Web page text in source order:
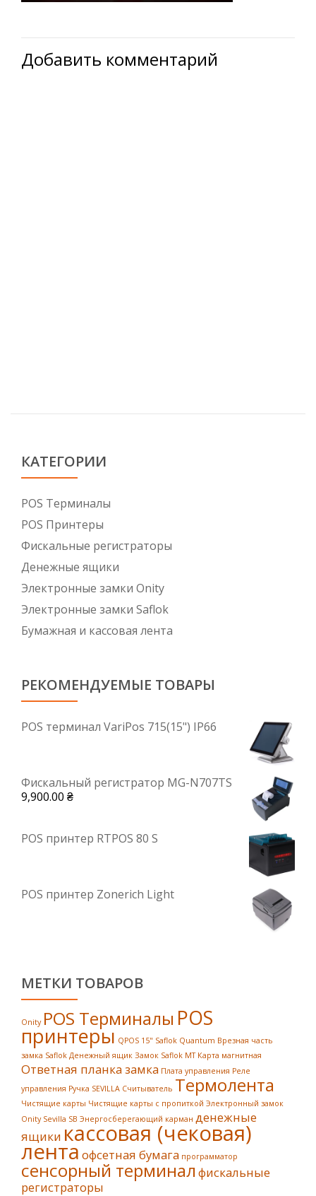
Добавить комментарий
КАТЕГОРИИ
POS Tерминалы
POS Принтеры
Фискальные регистраторы
Денежные ящики
Электронные замки Onity
Электронные замки Saflok
Бумажная и кассовая лента
РЕКОМЕНДУЕМЫЕ ТОВАРЫ
POS терминал VariPos 715(15") IP66
Фискальный регистратор MG-N707TS
9,900.00 ₴
POS принтер RTPOS 80 S
POS принтер Zonerich Light
МЕТКИ ТОВАРОВ
Onity POS Терминалы POS
принтеры QPOS 15" Saflok Quantum Врезная часть
замка Saflok Денежный ящик Замок Saflok MT Карта магнитная
Ответная планка замка Плата управления Реле
управления Ручка SEVILLA Считыватель Термолента
Чистящие карты Чистящие карты с пропиткой Электронный замок
Onity Sevilla SB Энергосберегающий карман денежные
ящики кассовая (чековая)
лента офсетная бумага программатор
сенсорный терминал фискальные
регистраторы